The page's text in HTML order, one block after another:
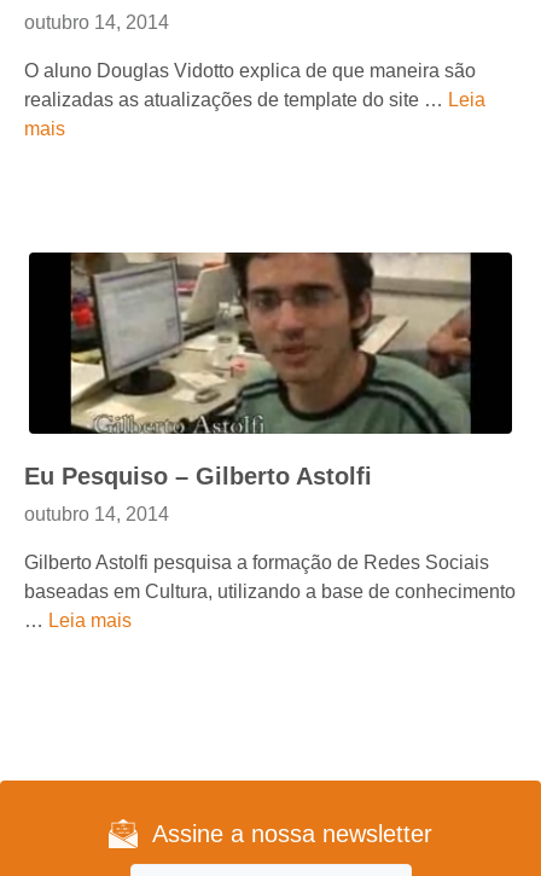
outubro 14, 2014
O aluno Douglas Vidotto explica de que maneira são
realizadas as atualizações de template do site … Leia
mais
Eu Pesquiso – Gilberto Astolfi
outubro 14, 2014
Gilberto Astolfi pesquisa a formação de Redes Sociais
baseadas em Cultura, utilizando a base de conhecimento
… Leia mais
Assine a nossa newsletter